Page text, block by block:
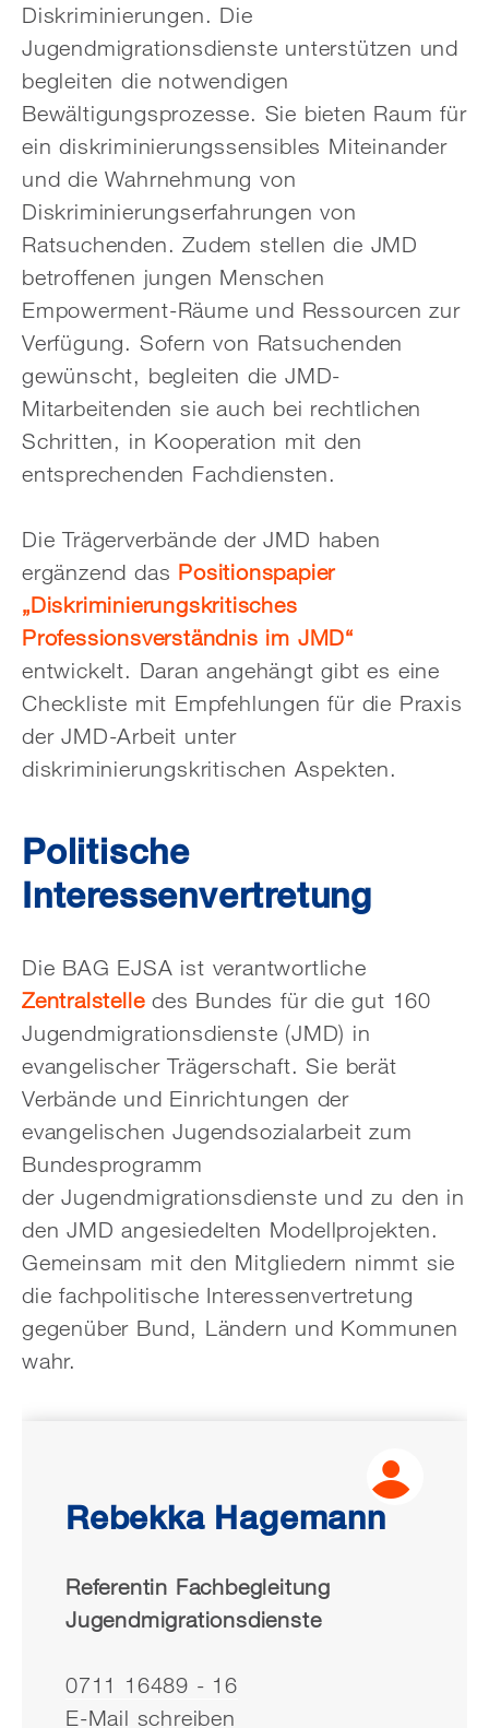
Diskriminierungen. Die
Jugendmigrationsdienste unterstützen und
begleiten die notwendigen
Bewältigungsprozesse. Sie bieten Raum für
ein diskriminierungssensibles Miteinander
und die Wahrnehmung von
Diskriminierungserfahrungen von
Ratsuchenden. Zudem stellen die JMD
betroffenen jungen Menschen
Empowerment-Räume und Ressourcen zur
Verfügung. Sofern von Ratsuchenden
gewünscht, begleiten die JMD-
Mitarbeitenden sie auch bei rechtlichen
Schritten, in Kooperation mit den
entsprechenden Fachdiensten.
Die Trägerverbände der JMD haben
ergänzend das Positionspapier
„Diskriminierungskritisches
Professionsverständnis im JMD“
entwickelt. Daran angehängt gibt es eine
Checkliste mit Empfehlungen für die Praxis
der JMD-Arbeit unter
diskriminierungskritischen Aspekten.
Politische
Interessenvertretung
Die BAG EJSA ist verantwortliche
Zentralstelledes Bundes für die gut 160
Jugendmigrationsdienste (JMD) in
evangelischer Trägerschaft. Sie berät
Verbände und Einrichtungen der
evangelischen Jugendsozialarbeit zum
Bundesprogramm
der Jugendmigrationsdienste und zu den in
den JMD angesiedelten Modellprojekten.
Gemeinsam mit den Mitgliedern nimmt sie
die fachpolitische Interessen­vertretung
gegenüber Bund, Ländern und Kommunen
wahr.
Rebekka Hagemann
Referentin Fachbegleitung
Jugendmigrationsdienste
0711 16489 - 16
E-Mail schreiben